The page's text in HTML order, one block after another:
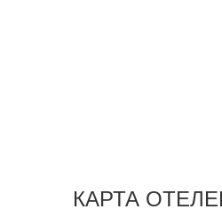
КАРТА